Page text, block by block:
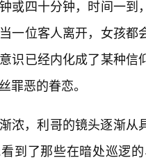
或四十分钟，时间一
一位客人离开，女孩
识已经内化成了某种
罪恶的眷恋。
浓，利哥的镜头逐渐
到了那些在暗处巡逻